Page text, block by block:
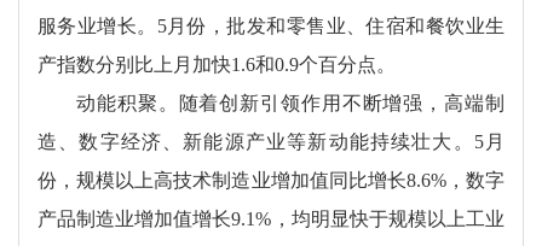
服务业增长。5月份，批发和零售业、住宿和餐饮业生
产指数分别比上月加快1.6和0.9个百分点。
动能积聚。随着创新引领作用不断增强，高端制
造、数字经济、新能源产业等新动能持续壮大。5月
份，规模以上高技术制造业增加值同比增长8.6%，数字
产品制造业增加值增长9.1%，均明显快于规模以上工业